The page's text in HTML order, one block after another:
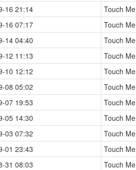
16 21:14
Touch Me
16 07:17
Touch Me
14 04:40
Touch Me
12 11:13
Touch Me
10 12:12
Touch Me
08 05:02
Touch Me
07 19:53
Touch Me
05 14:30
Touch Me
03 07:32
Touch Me
01 23:43
Touch Me
31 08:03
Touch Me